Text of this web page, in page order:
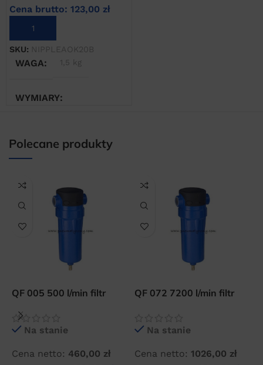
Cena brutto: 123,00 zł
DODAJ DO KOSZYKA
SKU: NIPPLEAOK20B
WAGA 1,5 kg
WYMIARY
Polecane produkty
QF 005 500 l/min filtr
powietrza
Na stanie
Cena netto: 460,00 zł
QF 072 7200 l/min filtr
Na stanie
Cena netto: 1026,00 zł